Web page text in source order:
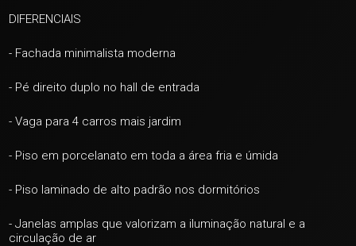
DIFERENCIAIS
- Fachada minimalista moderna
- Pé direito duplo no hall de entrada
- Vaga para 4 carros mais jardim
- Piso em porcelanato em toda a área fria e úmida
- Piso laminado de alto padrão nos dormitórios
- Janelas amplas que valorizam a iluminação natural e a
circulação de ar